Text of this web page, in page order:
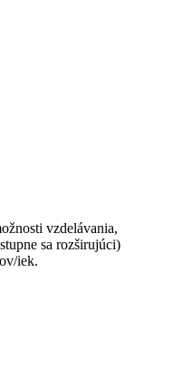
vzdelávania,
sa rozširujúci)
iek.